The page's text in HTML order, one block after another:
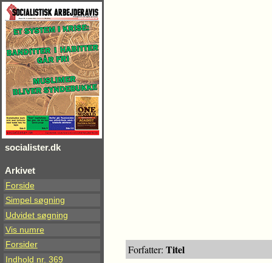
socialister.dk
Arkivet
Forside
Simpel søgning
Udvidet søgning
Vis numre
Forsider
Indhold nr. 369
Forfatter: Titel